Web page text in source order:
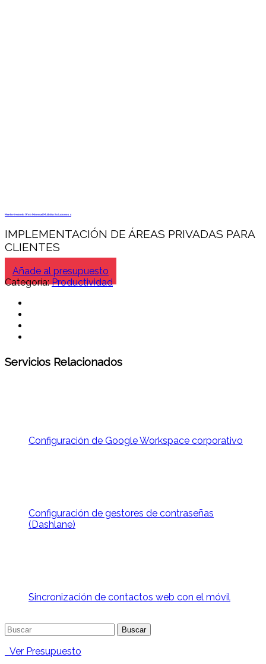
Mantenimiento Web Mensual Multidisc Soluciones 4
IMPLEMENTACIÓN DE ÁREAS PRIVADAS PARA
CLIENTES
Añade al presupuesto
Categoría:Productividad
Servicios Relacionados
Configuración de Google Workspace corporativo
Configuración de gestores de contraseñas
(Dashlane)
Sincronización de contactos web con el móvil
Buscar:
Ver Presupuesto